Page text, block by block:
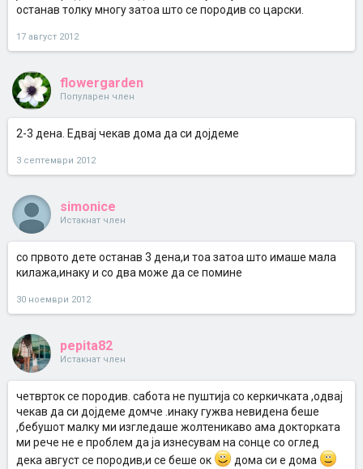
останав толку многу затоа што се породив со царски.
17 август 2012
flowergarden
Популарен член
2-3 дена. Едвај чекав дома да си дојдеме
3 септември 2012
simonice
Истакнат член
со првото дете останав 3 дена,и тоа затоа што имаше мала
килажа,инаку и со два може да се помине
30 ноември 2012
pepita82
Истакнат член
четврток се породив. сабота не пуштија со керкичката ,одвај
чекав да си дојдеме домче .инаку гужва невидена беше
,бебушот малку ми изгледаше жолтеникаво ама докторката
ми рече не е проблем да ја изнесувам на сонце со оглед
дека август се породив,и се беше ок
дома си е дома